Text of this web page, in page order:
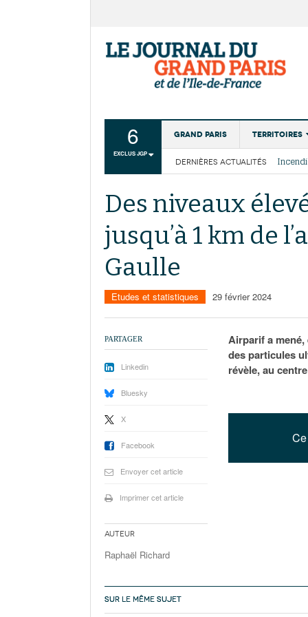
6
EXCLUS JGP
Grand Paris Territoires
Institutions
Services
DERNIÈRES ACTUALITÉS
La
Les
Des niveaux
jusqu’à 1 km de
Gaulle
Etudes et statistiques 29 février 2024
Airparif a mené,
des particules
révèle, au
PARTAGER
Linkedin
Bluesky
X
Facebook
Envoyer cet article
Imprimer cet article
Auteur
Raphaël Richard
SUR LE MÊME SUJET